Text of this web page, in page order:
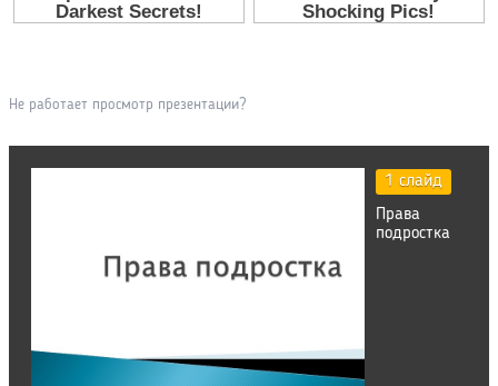
Не работает просмотр презентации?
1 слайд
Права
подростка